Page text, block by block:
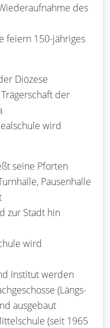
des
feiern 150-jähriges
Diözese
der
wird
seine Pforten
Pausenhalle
zur Stadt hin
wird
Institut werden
(Längs-
ausgebaut
(seit 1965